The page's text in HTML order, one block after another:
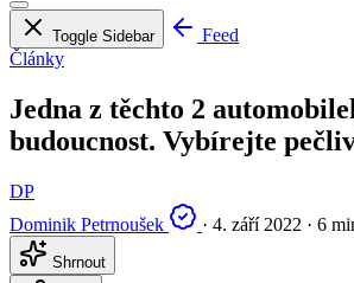
Toggle Sidebar
Feed
Články
Jedna z těchto 2
budoucnost. Vybírejte
DP
Dominik Petrnoušek
· 4. září 2022 · 6
Shrnout